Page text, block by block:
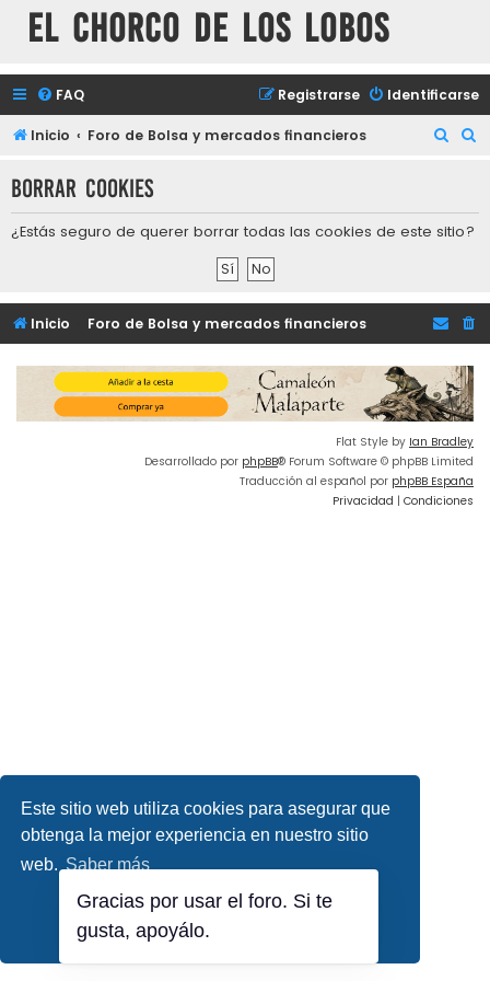
Este sitio web utiliza cookies para asegurar que
obtenga la mejor experiencia en nuestro sitio
web. Saber más
¡Lo entiendo!
El chorco de los lobos
FAQ Identificarse
Registrarse
Inicio Foro de Bolsa y mercados financieros
c
c
Borrar cookies
¿Estás seguro de querer borrar todas las cookies de este sitio?
Inicio Foro de Bolsa y mercados financieros
Flat Style by Ian Bradley
Desarrollado por phpBB® Forum Software © phpBB Limited
Traducción al español por phpBB España
Privacidad | Condiciones
Gracias por usar el foro. Si te
gusta, apoyálo.